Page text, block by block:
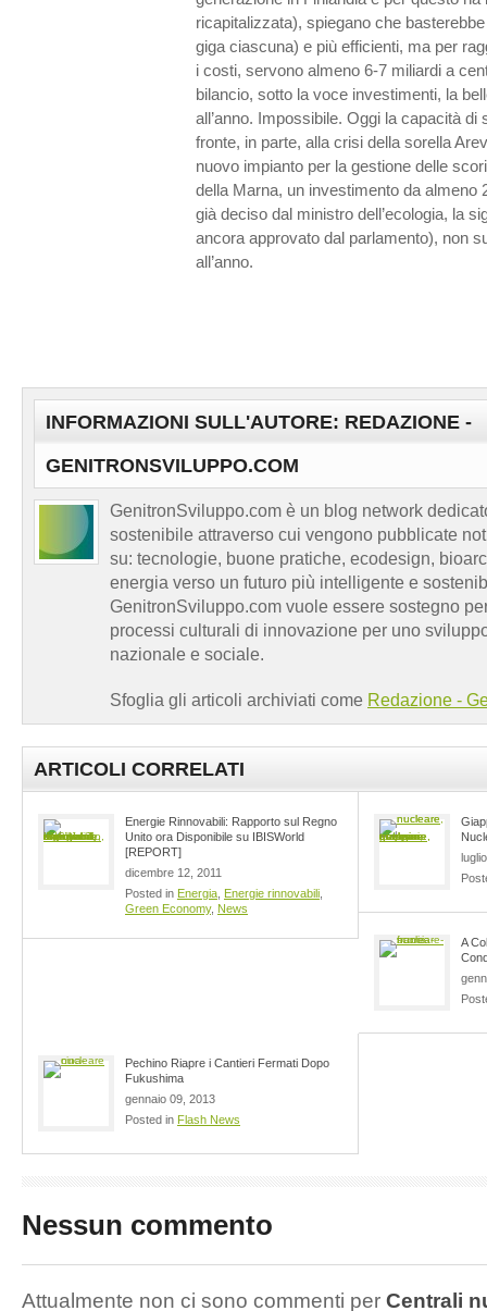
ricapitalizzata), spiegano che
giga ciascuna) e più efficienti, ma per
i costi, servono almeno 6-7 miliardi a
bilancio, sotto la voce investimenti, la
all’anno. Impossibile. Oggi la capacità
fronte, in parte, alla crisi della sorella
nuovo impianto per la gestione delle
della Marna, un investimento da almeno
già deciso dal ministro dell’ecologia, la
ancora approvato dal parlamento), non
all’anno.
INFORMAZIONI SULL'AUTORE: REDAZIONE -
GENITRONSVILUPPO.COM
GenitronSviluppo.com è un blog network
sostenibile attraverso cui vengono pubblicate
su: tecnologie, buone pratiche, ecodesign,
energia verso un futuro più intelligente e
GenitronSviluppo.com vuole essere sostegno
processi culturali di innovazione per uno
nazionale e sociale.
Sfoglia gli articoli archiviati come Redazione -
ARTICOLI CORRELATI
Energie Rinnovabili: Rapporto sul Regno
Unito ora Disponibile su IBISWorld
[REPORT]
dicembre 12, 2011
Posted in Energia Energie rinnovabili
Green Economy, News
A
Pechino Riapre i Cantieri Fermati Dopo
Fukushima
gennaio 09, 2013
Posted in Flash News
Nessun commento
Attualmente non ci sono commenti per Centrali